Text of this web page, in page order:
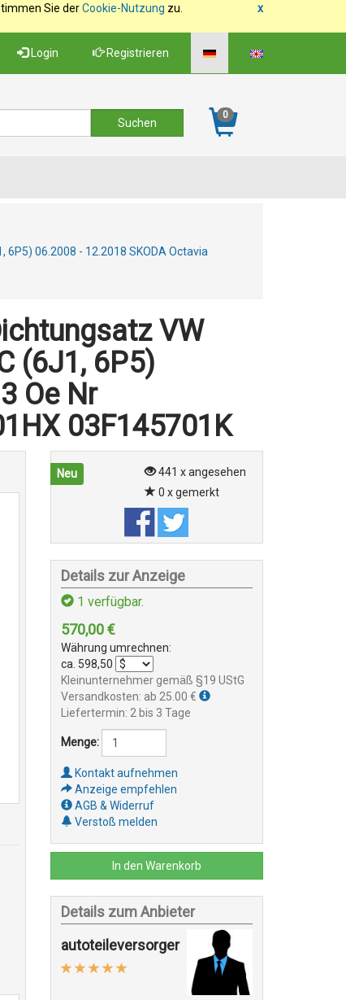
x
Sie derCookie-Nutzung zu.
Login Registrieren
0
6P5) 06.2008 - 12.2018 SKODA Octavia
VW
(6J1, 6P5)
Oe Nr
03F145701K
Neu
441 x angesehen
0 x gemerkt
Details zur Anzeige
1 verfügbar.
570,00 €
Währung umrechnen:
ca. 598,50
Kleinunternehmer gemäß §19 UStG
Versandkosten: ab 25.00 €
Liefertermin: 2 bis 3 Tage
Menge:
Kontakt aufnehmen
Anzeige empfehlen
AGB & Widerruf
Verstoß melden
In den Warenkorb
Details zum Anbieter
autoteileversorger